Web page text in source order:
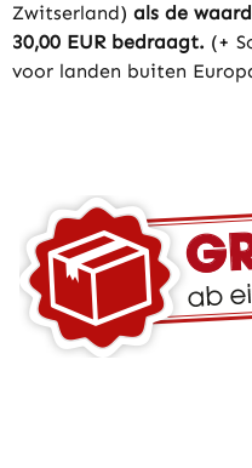
Zwitserland) als de
30,00 EUR bedraagt. (+
voor landen buiten